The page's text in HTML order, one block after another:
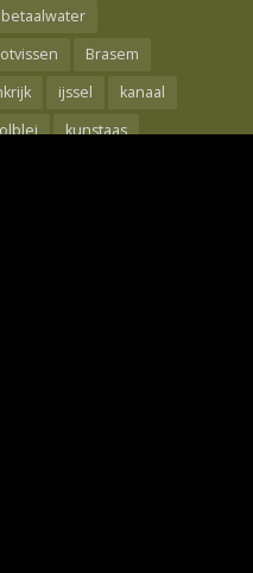
betaalwater
Brasem
ijssel
kanaal
kunstaas